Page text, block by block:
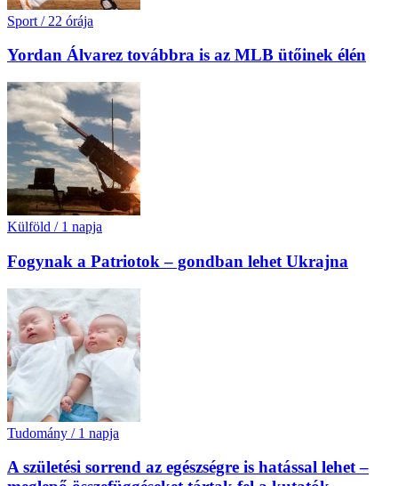
Sport / 22 órája
Yordan Álvarez továbbra is az MLB ütőinek élén
Külföld / 1 napja
Fogynak a Patriotok – gondban lehet Ukrajna
Tudomány / 1 napja
A születési sorrend az egészségre is hatással lehet –